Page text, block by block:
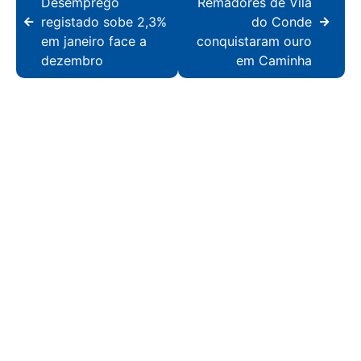
registado sobe 2,3%
em janeiro face a
dezembro
do Conde
conquistaram ouro
em Caminha